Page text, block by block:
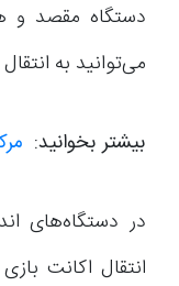
دستگاه مقصد و
می‌توانید به
بیشتر بخوانید:
در دستگاه‌های
انتقال اکانت